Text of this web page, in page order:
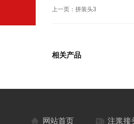
上一页： 拼装头3
相关产品
网站首页 注浆接